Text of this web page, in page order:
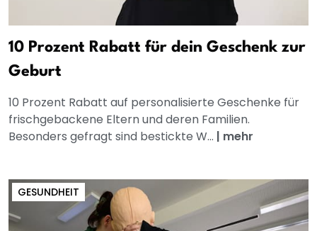
10 Prozent Rabatt für dein Geschenk zur
Geburt
10 Prozent Rabatt auf personalisierte Geschenke für
frischgebackene Eltern und deren Familien.
Besonders gefragt sind bestickte W... | mehr
GESUNDHEIT